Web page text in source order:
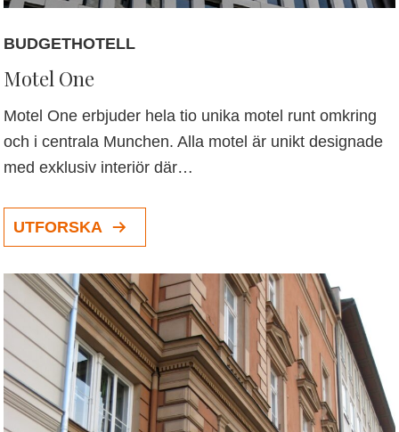
BUDGETHOTELL
Motel One
Motel One erbjuder hela tio unika motel runt omkring
och i centrala Munchen. Alla motel är unikt designade
med exklusiv interiör där…
UTFORSKA